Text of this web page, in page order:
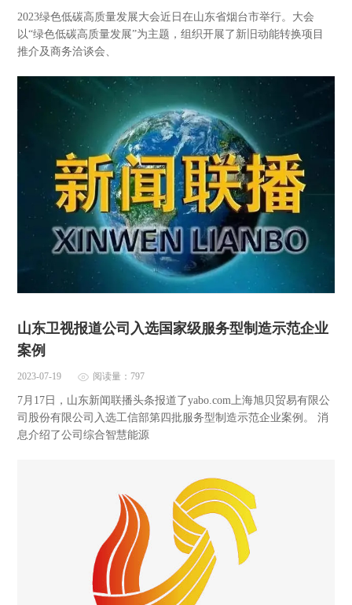
2023绿色低碳高质量发展大会近日在山东省烟台市举行。大会
以“绿色低碳高质量发展”为主题，组织开展了新旧动能转换项目
推介及商务洽谈会、
山东卫视报道公司入选国家级服务型制造示范企业
案例
2023-07-19 阅读量：797
7月17日，山东新闻联播头条报道了yabo.com上海旭贝贸易有限公
司股份有限公司入选工信部第四批服务型制造示范企业案例。 消
息介绍了公司综合智慧能源